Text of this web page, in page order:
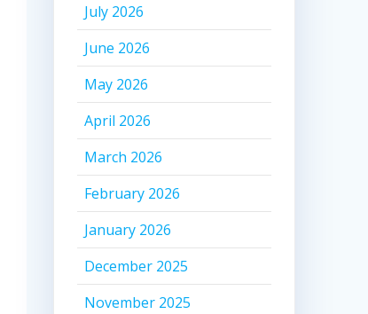
July 2026
June 2026
May 2026
April 2026
March 2026
February 2026
January 2026
December 2025
November 2025